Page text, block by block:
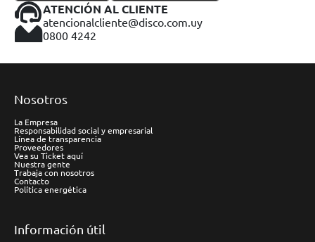
ATENCIÓN AL CLIENTE
atencionalcliente@disco.com.uy
0800 4242
Nosotros
La Empresa
Responsabilidad social y empresarial
Línea de transparencia
Proveedores
Vea su Ticket aquí
Nuestra gente
Trabaja con nosotros
Contacto
Política energética
Información útil